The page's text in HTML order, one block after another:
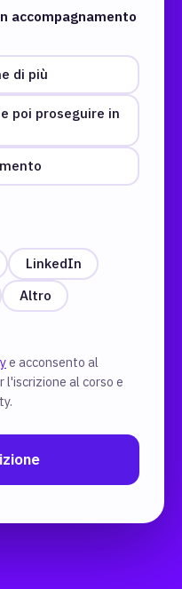
accompagnamento
di più
poi proseguire in
LinkedIn
Altro
e acconsento al
al corso e